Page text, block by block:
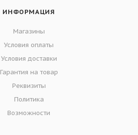
ИНФОРМАЦИЯ
Магазины
Условия оплаты
Условия доставки
Гарантия на товар
Реквизиты
Политика
Возможности